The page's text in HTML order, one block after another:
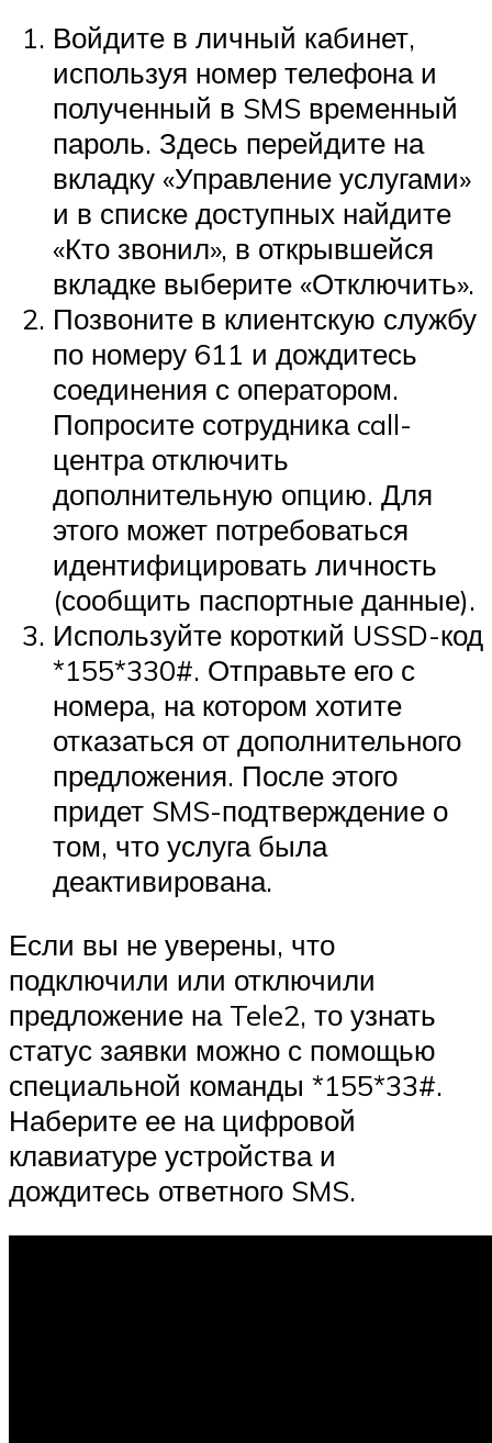
Войдите в личный кабинет,
используя номер телефона и
полученный в SMS временный
пароль. Здесь перейдите на
вкладку «Управление услугами»
и в списке доступных найдите
«Кто звонил», в открывшейся
вкладке выберите «Отключить».
Позвоните в клиентскую службу
по номеру 611 и дождитесь
соединения с оператором.
Попросите сотрудника call-
центра отключить
дополнительную опцию. Для
этого может потребоваться
идентифицировать личность
(сообщить паспортные данные).
Используйте короткий USSD-код
*155*330#. Отправьте его с
номера, на котором хотите
отказаться от дополнительного
предложения. После этого
придет SMS-подтверждение о
том, что услуга была
деактивирована.
Если вы не уверены, что
подключили или отключили
предложение на Tele2, то узнать
статус заявки можно с помощью
специальной команды *155*33#.
Наберите ее на цифровой
клавиатуре устройства и
дождитесь ответного SMS.